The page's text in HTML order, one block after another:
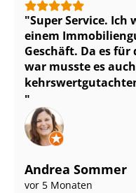
Super Service. Ich
einem
Geschäft. Da es
war musste es
Andrea Sommer
vor 5 Monaten